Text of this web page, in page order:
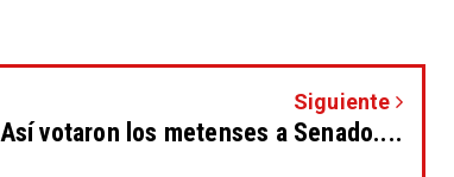
Siguiente
Así votaron los metenses a Senado....